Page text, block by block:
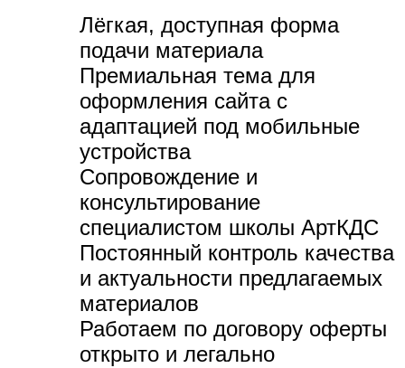
Лёгкая, доступная форма
подачи материала
Премиальная тема для
оформления сайта с
адаптацией под мобильные
устройства
Сопровождение и
консультирование
специалистом школы АртКДС
Постоянный контроль качества
и актуальности предлагаемых
материалов
Работаем по договору оферты
открыто и легально